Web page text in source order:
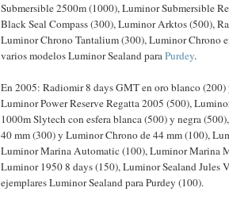
Submersible 2500m (1000), Luminor Submersible
Black Seal Compass (300), Luminor Arktos (500),
Luminor Chrono Tantalium (300), Luminor Chrono
varios modelos Luminor Sealand paraPurdey.
En 2005: Radiomir 8 days GMT en oro blanco
Luminor Power Reserve Regatta 2005 (500),
1000m Slytech con esfera blanca (500) y negra
40 mm (300) y Luminor Chrono de 44 mm (100),
Luminor Marina Automatic (100), Luminor Marina
Luminor 1950 8 days (150), Luminor Sealand Jules
ejemplares Luminor Sealand para Purdey (100).